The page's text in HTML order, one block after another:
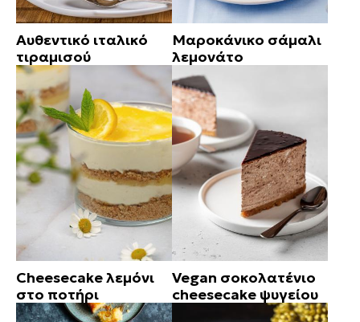
Αυθεντικό ιταλικό
τιραμισού
Μαροκάνικο σάμαλι
λεμονάτο
Cheesecake λεμόνι
στο ποτήρι
Vegan σοκολατένιο
cheesecake ψυγείου